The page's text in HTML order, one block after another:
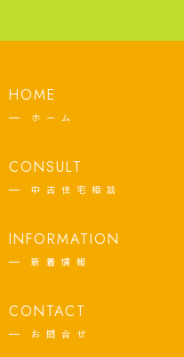
HOME
ホーム
CONSULT
中古住宅相談
INFORMATION
新着情報
CONTACT
お問合せ